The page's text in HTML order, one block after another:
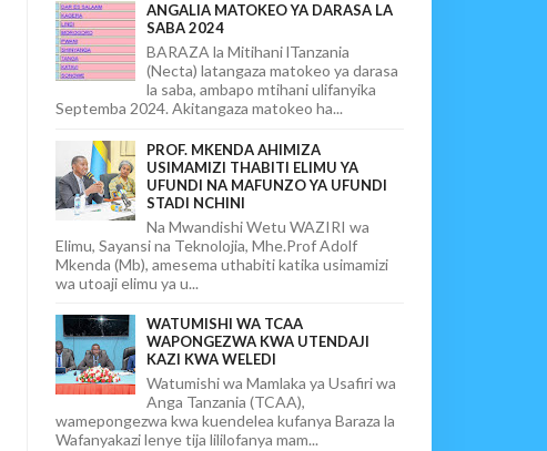
ANGALIA MATOKEO YA DARASA LA
SABA 2024
BARAZA la Mitihani lTanzania
(Necta) latangaza matokeo ya darasa
la saba, ambapo mtihani ulifanyika
Septemba 2024. Akitangaza matokeo ha...
PROF. MKENDA AHIMIZA
USIMAMIZI THABITI ELIMU YA
UFUNDI NA MAFUNZO YA UFUNDI
STADI NCHINI
Na Mwandishi Wetu WAZIRI wa
Elimu, Sayansi na Teknolojia, Mhe.Prof Adolf
Mkenda (Mb), amesema uthabiti katika usimamizi
wa utoaji elimu ya u...
WATUMISHI WA TCAA
WAPONGEZWA KWA UTENDAJI
KAZI KWA WELEDI
Watumishi wa Mamlaka ya Usafiri wa
Anga Tanzania (TCAA),
wamepongezwa kwa kuendelea kufanya Baraza la
Wafanyakazi lenye tija lililofanya mam...